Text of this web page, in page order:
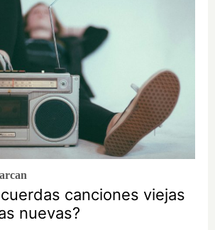
canciones viejas
nuevas?